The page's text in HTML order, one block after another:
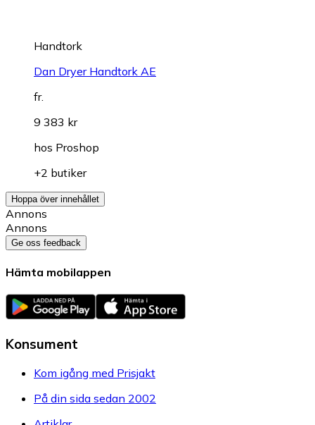
Handtork
Dan Dryer Handtork AE
fr.
9 383 kr
hos Proshop
+2 butiker
Hoppa över innehållet
Annons
Annons
Ge oss feedback
Hämta mobilappen
Konsument
Kom igång med Prisjakt
På din sida sedan 2002